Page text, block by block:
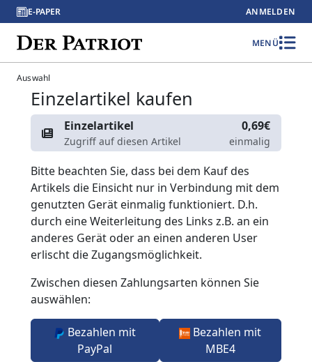
E-PAPER ANMELDEN
MENÜ
Auswahl
Einzelartikel kaufen
Einzelartikel
Zugriff auf diesen Artikel
0,69€
einmalig
Bitte beachten Sie, dass bei dem Kauf des
Artikels die Einsicht nur in Verbindung mit dem
genutzten Gerät einmalig funktioniert. D.h.
durch eine Weiterleitung des Links z.B. an ein
anderes Gerät oder an einen anderen User
erlischt die Zugangsmöglichkeit.
Zwischen diesen Zahlungsarten können Sie
auswählen:
Bezahlen mit
PayPal
Bezahlen mit
MBE4